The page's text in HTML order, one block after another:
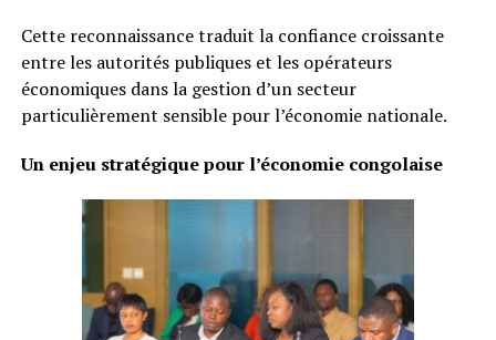
Cette reconnaissance traduit la confiance croissante
entre les autorités publiques et les opérateurs
économiques dans la gestion d’un secteur
particulièrement sensible pour l’économie nationale.
Un enjeu stratégique pour l’économie congolaise